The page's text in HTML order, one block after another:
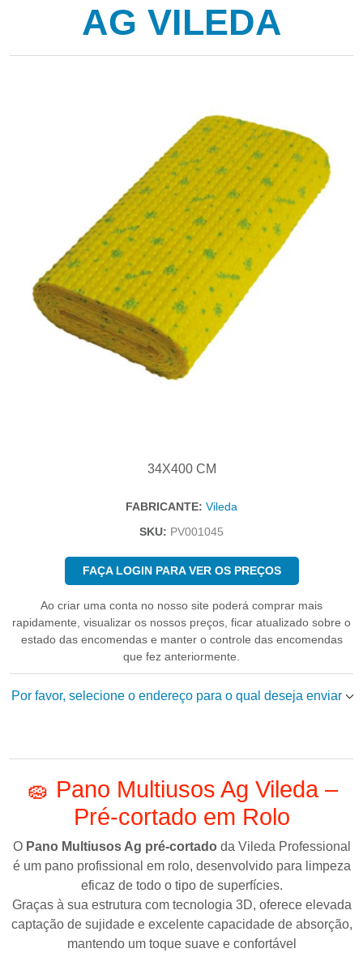
AG VILEDA
34X400 CM
FABRICANTE: Vileda
SKU: PV001045
FAÇA LOGIN PARA VER OS PREÇOS
Ao criar uma conta no nosso site poderá comprar mais
rapidamente, visualizar os nossos preços, ficar atualizado sobre o
estado das encomendas e manter o controle das encomendas
que fez anteriormente.
Por favor, selecione o endereço para o qual deseja enviar
🧽 Pano Multiusos Ag Vileda –
Pré-cortado em Rolo
O Pano Multiusos Ag pré-cortado da Vileda Professional
é um pano profissional em rolo, desenvolvido para limpeza
eficaz de todo o tipo de superfícies.
Graças à sua estrutura com tecnologia 3D, oferece elevada
captação de sujidade e excelente capacidade de absorção,
mantendo um toque suave e confortável